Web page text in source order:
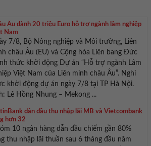
Âu dành 20 triệu Euro hỗ trợ ngành lâm nghiệp
Nam
7/8, Bộ Nông nghiệp và Môi trường, Liên
châu Âu (EU) và Cộng hòa Liên bang Đức
thức khởi động Dự án “Hỗ trợ ngành Lâm
Việt Nam của Liên minh châu Âu”. Nghi
khởi động dự án ngày 7/8 tại TP Hà Nội.
Lê Hồng Nhung – Mekong ...
dẫn đầu thu nhập lãi MB và Vietcombank
hơn 32
10 ngân hàng dẫn đầu chiếm gần 80%
thu nhập lãi thuần sau 6 tháng đầu năm